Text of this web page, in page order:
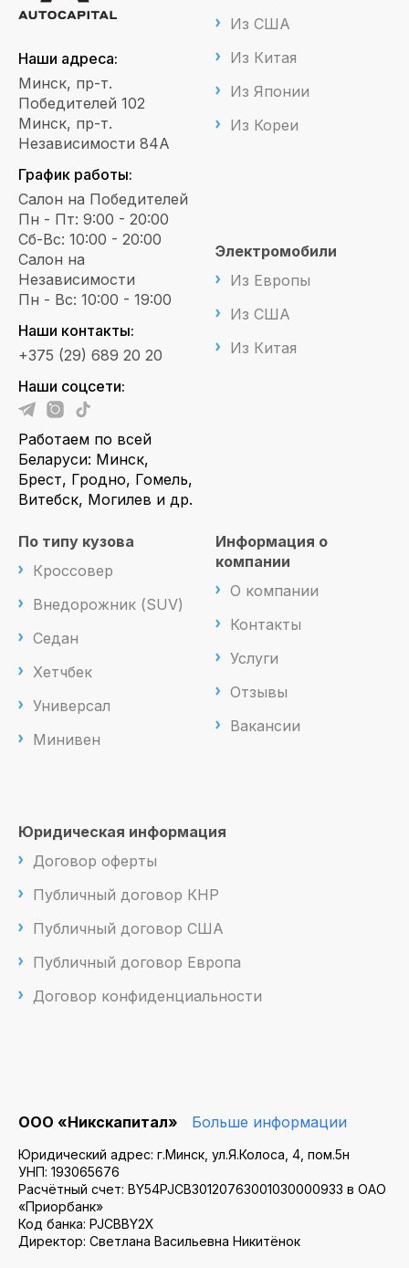
Наши адреса:
Минск, пр-т.
Победителей 102
Минск, пр-т.
Независимости 84А
График работы:
Салон на Победителей
Пн - Пт: 9:00 - 20:00
Сб-Вс: 10:00 - 20:00
Салон на
Независимости
Пн - Вс: 10:00 - 19:00
Наши контакты:
+375 (29) 689 20 20
Наши соцсети:
Работаем по всей
Беларуси: Минск,
Брест, Гродно, Гомель,
Витебск, Могилев и др.
Из США
Из Китая
Из Японии
Из Кореи
Электромобили
Из Европы
Из США
Из Китая
По типу кузова
Кроссовер
Внедорожник (SUV)
Седан
Хетчбек
Универсал
Минивен
Информация о
компании
О компании
Контакты
Услуги
Отзывы
Вакансии
Юридическая информация
Договор оферты
Публичный договор КНР
Публичный договор США
Публичный договор Европа
Договор конфиденциальности
ООО «Никскапитал» Больше информации
Юридический адрес: г.Минск, ул.Я.Колоса, 4, пом.5н
УНП: 193065676
Расчётный счет: BY54PJCB30120763001030000933 в ОАО
«Приорбанк»
Код банка: PJCBBY2X
Директор: Светлана Васильевна Никитёнок